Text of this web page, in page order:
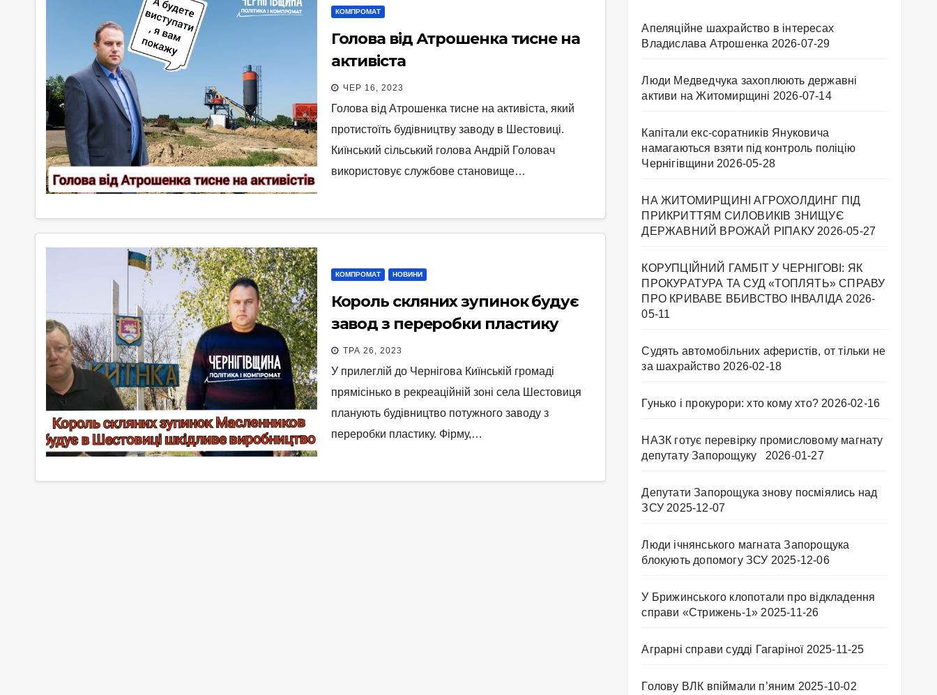
КОМПРОМАТ
Голова від Атрошенка тисне на
активіста
ЧЕР 16, 2023
Голова від Атрошенка тисне на активіста, який
протистоїть будівництву заводу в Шестовиці.
Киїнський сільський голова Андрій Головач
використовує службове становище…
КОМПРОМАТ НОВИНИ
Король скляних зупинок будує
завод з переробки пластику
ТРА 26, 2023
У прилеглій до Чернігова Киїнській громаді
прямісінько в рекреаційній зоні села Шестовиця
планують будівництво потужного заводу з
переробки пластику. Фірму,…
Апеляційне шахрайство в інтересах
Владислава Атрошенка 2026-07-29
Люди Медведчука захоплюють державні
активи на Житомирщині 2026-07-14
Капітали екс-соратників Януковича
намагаються взяти під контроль поліцію
Чернігівщини 2026-05-28
НА ЖИТОМИРЩИНІ АГРОХОЛДИНГ ПІД
ПРИКРИТТЯМ СИЛОВИКІВ ЗНИЩУЄ
ДЕРЖАВНИЙ ВРОЖАЙ РІПАКУ ​ 2026-05-27
КОРУПЦІЙНИЙ ГАМБІТ У ЧЕРНІГОВІ: ЯК
ПРОКУРАТУРА ТА СУД «ТОПЛЯТЬ» СПРАВУ
ПРО КРИВАВЕ ВБИВСТВО ІНВАЛІДА 2026-
05-11
Судять автомобільних аферистів, от тільки не
за шахрайство 2026-02-18
Гунько і прокурори: хто кому хто? 2026-02-16
НАЗК готує перевірку промисловому магнату
депутату Запорощуку
2026-01-27
Депутати Запорощука знову посміялись над
ЗСУ 2025-12-07
Люди ічнянського магната Запорощука
блокують допомогу ЗСУ 2025-12-06
У Брижинського клопотали про відкладення
справи «Стрижень-1» 2025-11-26
Аграрні справи судді Гагаріної 2025-11-25
Голову ВЛК впіймали п’яним 2025-10-02